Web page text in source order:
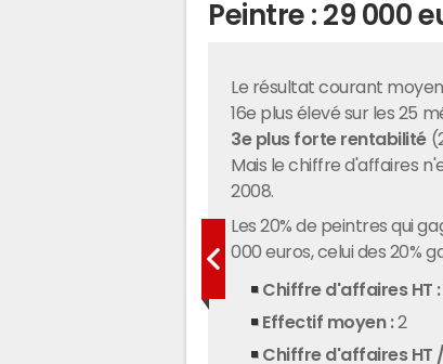
Peintre : 29 000
Le résultat courant
16e plus élevé sur les 25
3e plus forte rentabilité
Mais le chiffre d'affaires
2008.
Les 20% de peintres qui
000 euros, celui des 20%
Chiffre d'affaires HT
Effectif moyen :2
Chiffre d'affaires HT